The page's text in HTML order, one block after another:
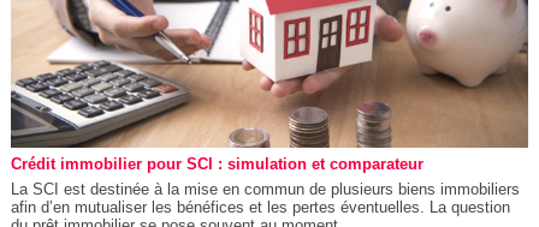
Crédit immobilier pour SCI : simulation et comparateur
La SCI est destinée à la mise en commun de plusieurs biens immobiliers
afin d’en mutualiser les bénéfices et les pertes éventuelles. La question